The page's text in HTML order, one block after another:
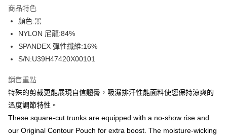
合作金庫商業銀行
華南商業銀行
上海商業儲蓄銀行
國泰世華商業銀行
臺灣中小企業銀行
聯邦商業銀行
元大商業銀行
永豐商業銀行
台新國際商業銀行
台灣樂天信用卡公司
超商取貨付款
LINE Pay
悠遊付
全盈+PAY
AFTEE先享後付
商品特色
顏色:黑
NYLON 尼龍:84%
SPANDEX 彈性纖維:16%
S/N:U39H47420X00101
銷售重點
特殊的剪裁更能展現自信翹臀，吸濕排汗性能面料使您保持涼爽的
溫度調節特性。
These square-cut trunks are equipped with a no-show rise and
our Original Contour Pouch for extra boost. The moisture-wicking